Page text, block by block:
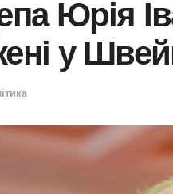
Юрія
у